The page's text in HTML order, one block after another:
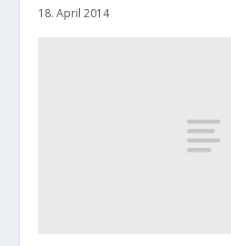
18. April 2014